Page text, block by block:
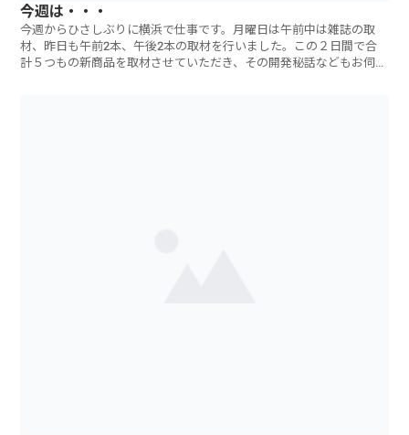
今週は・・・
今週からひさしぶりに横浜で仕事です。月曜日は午前中は雑誌の取
材、昨日も午前2本、午後2本の取材を行いました。この２日間で合
計５つもの新商品を取材させていただき、その開発秘話などもお伺い